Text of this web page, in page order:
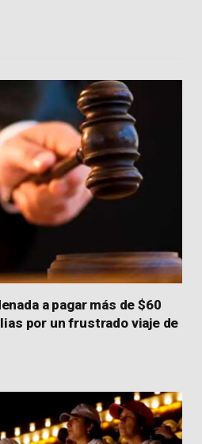
a pagar más de $60
por un frustrado viaje de